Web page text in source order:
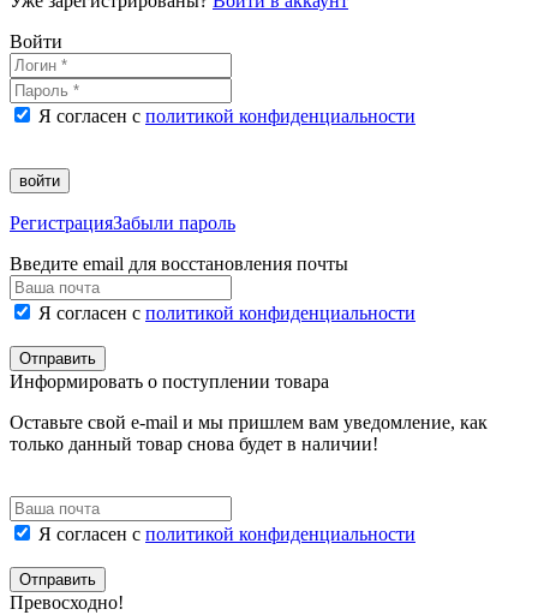
Войти
Я согласен с политикой конфиденциальности
войти
РегистрацияЗабыли пароль
Введите email для восстановления почты
Я согласен с политикой конфиденциальности
Отправить
Информировать о поступлении товара
Оставьте свой e-mail и мы пришлем вам уведомление, как
только данный товар снова будет в наличии!
Я согласен с политикой конфиденциальности
Отправить
Превосходно!